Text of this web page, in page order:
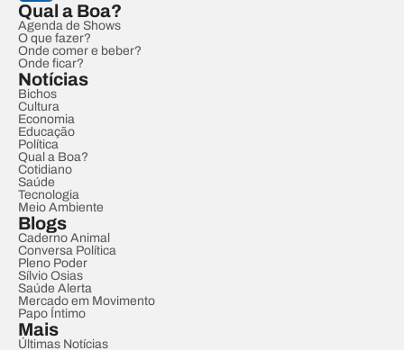
Qual a Boa?
Agenda de Shows
O que fazer?
Onde comer e beber?
Onde ficar?
Notícias
Bichos
Cultura
Economia
Educação
Política
Qual a Boa?
Cotidiano
Saúde
Tecnologia
Meio Ambiente
Blogs
Caderno Animal
Conversa Política
Pleno Poder
Sílvio Osias
Saúde Alerta
Mercado em Movimento
Papo Íntimo
Mais
Últimas Notícias